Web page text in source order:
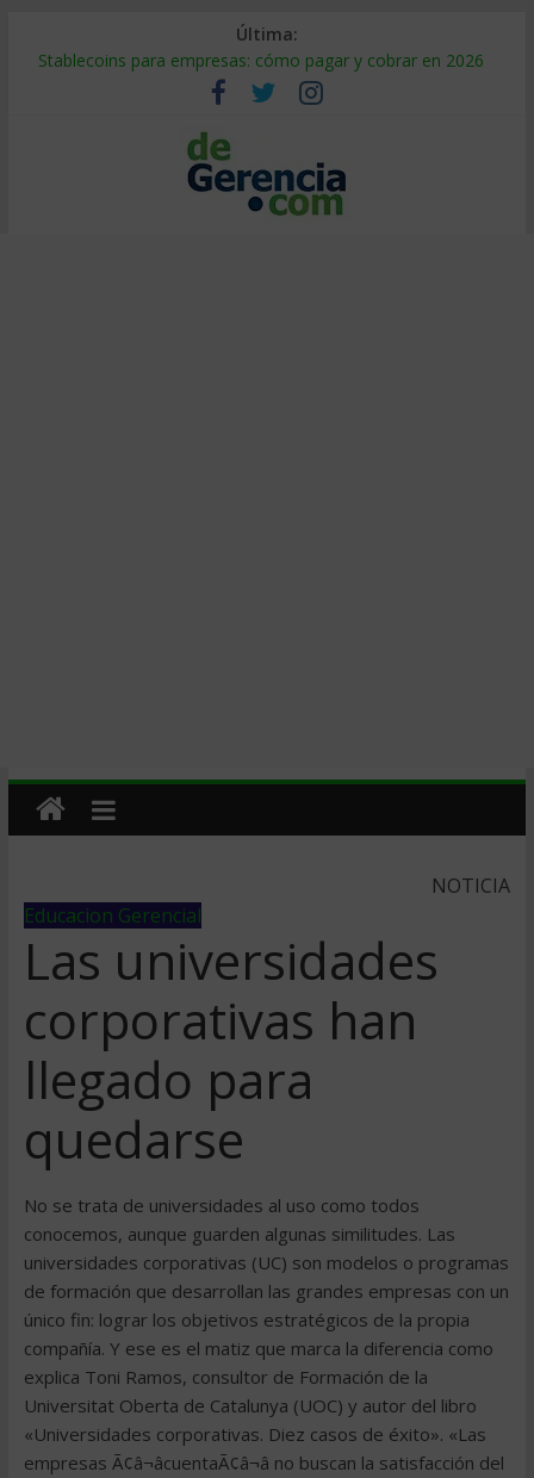
Última:
Stablecoins para empresas: cómo pagar y cobrar en 2026
Despido silencioso: qué es y por qué sale tan caro
IA en selección de personal: cómo auditarla a tiempo
Trabajo forzoso en la cadena de suministro: qué hacer
Mercado hispano de EE. UU.: cómo segmentarlo y venderle
NOTICIA
Educacion Gerencial
Las universidades
corporativas han
llegado para
quedarse
No se trata de universidades al uso como todos
conocemos, aunque guarden algunas similitudes. Las
universidades corporativas (UC) son modelos o programas
de formación que desarrollan las grandes empresas con un
único fin: lograr los objetivos estratégicos de la propia
compañía. Y ese es el matiz que marca la diferencia como
explica Toni Ramos, consultor de Formación de la
Universitat Oberta de Catalunya (UOC) y autor del libro
«Universidades corporativas. Diez casos de éxito». «Las
empresas Ã¢â¬âcuentaÃ¢â¬â no buscan la satisfacción del